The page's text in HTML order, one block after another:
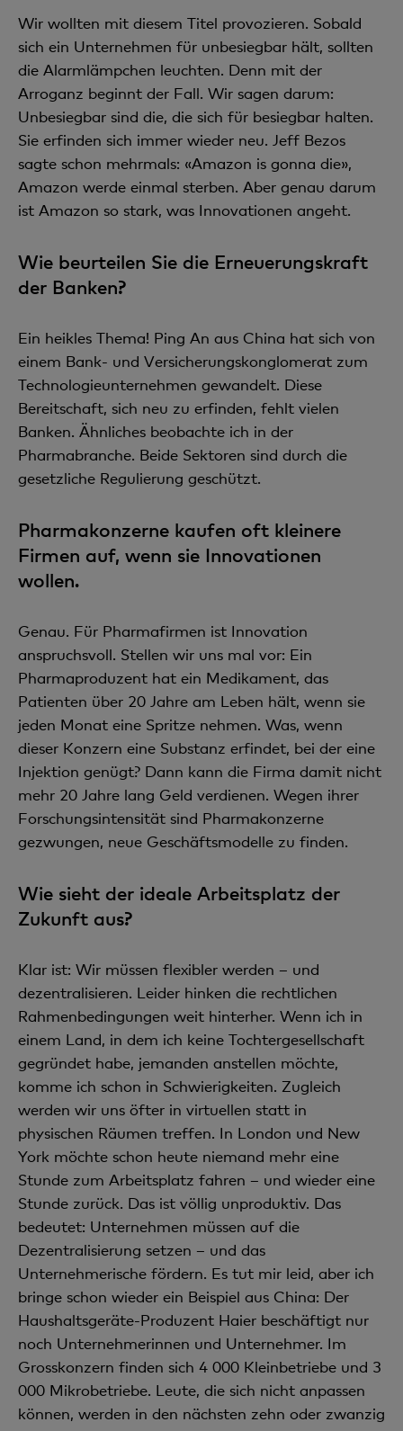
Wir wollten mit diesem Titel provozieren. Sobald
sich ein Unternehmen für unbesiegbar hält, sollten
die Alarmlämpchen leuchten. Denn mit der
Arroganz beginnt der Fall. Wir sagen darum:
Unbesiegbar sind die, die sich für besiegbar halten.
Sie erfinden sich immer wieder neu. Jeff Bezos
sagte schon mehrmals: «Amazon is gonna die»,
Amazon werde einmal sterben. Aber genau darum
ist Amazon so stark, was Innovationen angeht.
Wie beurteilen Sie die Erneuerungskraft
der Banken?
Ein heikles Thema! Ping An aus China hat sich von
einem Bank- und Versicherungskonglomerat zum
Technologieunternehmen gewandelt. Diese
Bereitschaft, sich neu zu erfinden, fehlt vielen
Banken. Ähnliches beobachte ich in der
Pharmabranche. Beide Sektoren sind durch die
gesetzliche Regulierung geschützt.
Pharmakonzerne kaufen oft kleinere
Firmen auf, wenn sie Innovationen
wollen.
Genau. Für Pharmafirmen ist Innovation
anspruchsvoll. Stellen wir uns mal vor: Ein
Pharmaproduzent hat ein Medikament, das
Patienten über 20 Jahre am Leben hält, wenn sie
jeden Monat eine Spritze nehmen. Was, wenn
dieser Konzern eine Substanz erfindet, bei der eine
Injektion genügt? Dann kann die Firma damit nicht
mehr 20 Jahre lang Geld verdienen. Wegen ihrer
Forschungsintensität sind Pharmakonzerne
gezwungen, neue Geschäftsmodelle zu finden.
Wie sieht der ideale Arbeitsplatz der
Zukunft aus?
Klar ist: Wir müssen flexibler werden – und
dezentralisieren. Leider hinken die rechtlichen
Rahmenbedingungen weit hinterher. Wenn ich in
einem Land, in dem ich keine Tochtergesellschaft
gegründet habe, jemanden anstellen möchte,
komme ich schon in Schwierigkeiten. Zugleich
werden wir uns öfter in virtuellen statt in
physischen Räumen treffen. In London und New
York möchte schon heute niemand mehr eine
Stunde zum Arbeitsplatz fahren – und wieder eine
Stunde zurück. Das ist völlig unproduktiv. Das
bedeutet: Unternehmen müssen auf die
Dezentralisierung setzen – und das
Unternehmerische fördern. Es tut mir leid, aber ich
bringe schon wieder ein Beispiel aus China: Der
Haushaltsgeräte-Produzent Haier beschäftigt nur
noch Unternehmerinnen und Unternehmer. Im
Grosskonzern finden sich 4 000 Kleinbetriebe und 3
000 Mikrobetriebe. Leute, die sich nicht anpassen
können, werden in den nächsten zehn oder zwanzig